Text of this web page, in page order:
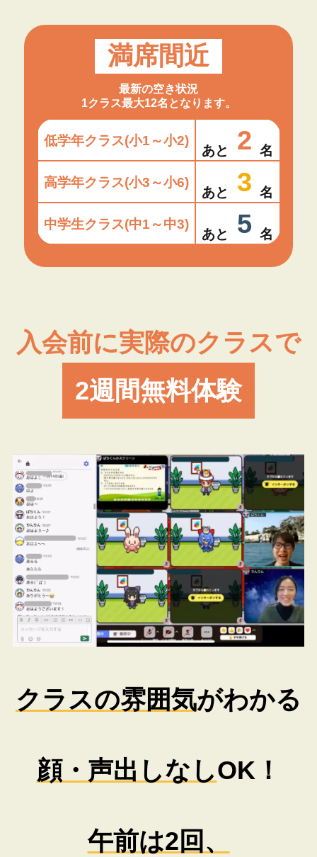
満席間近
最新の空き状況
1クラス最大12名となります。
低学年クラス(小1～小2)
あと 2 名
高学年クラス(小3～小6)
あと 3 名
中学生クラス(中1～中3)
あと 5 名
入会前に実際のクラスで
2週間無料体験
クラスの雰囲気がわかる
顔・声出しなしOK！
午前は2回、